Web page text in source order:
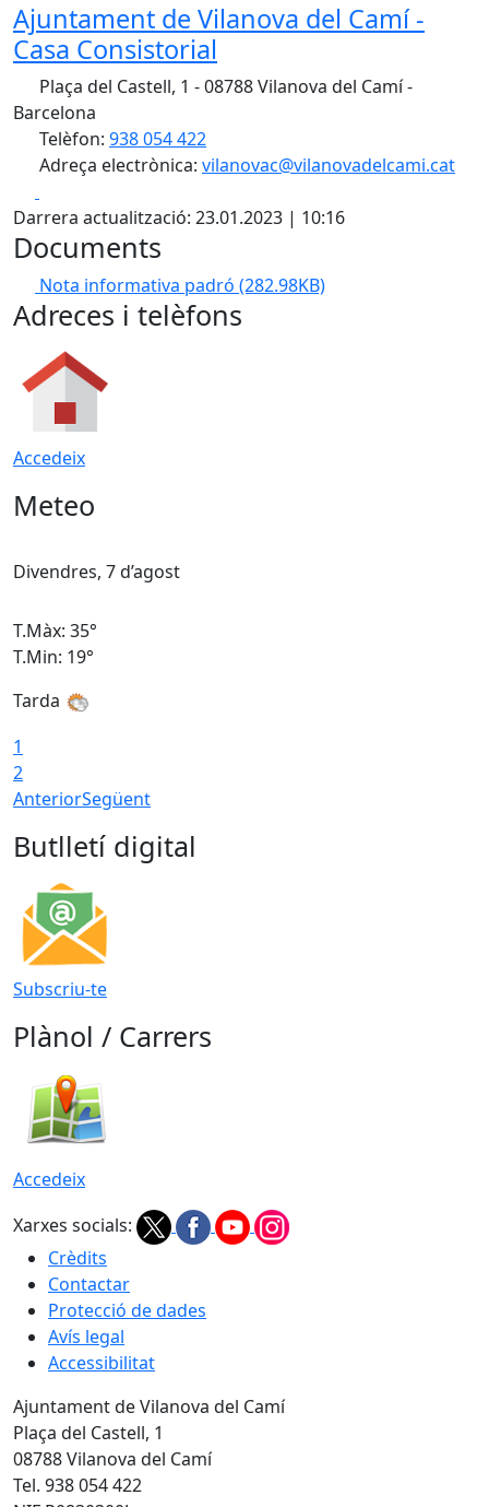
Ajuntament de Vilanova del Camí -
Casa Consistorial
Plaça del Castell, 1 - 08788 Vilanova del Camí -
Barcelona
Telèfon: 938 054 422
Adreça electrònica: vilanovac@vilanovadelcami.cat
Darrera actualització: 23.01.2023 | 10:16
Documents
Nota informativa padró (282.98KB)
Adreces i telèfons
Accedeix
Meteo
Divendres, 7 d’agost
T.Màx: 35°
T.Min: 19°
Tarda
1
2
AnteriorSegüent
Butlletí digital
Subscriu-te
Plànol / Carrers
Accedeix
Xarxes socials:
Crèdits
Contactar
Protecció de dades
Avís legal
Accessibilitat
Ajuntament de Vilanova del Camí
Plaça del Castell, 1
08788 Vilanova del Camí
Tel. 938 054 422